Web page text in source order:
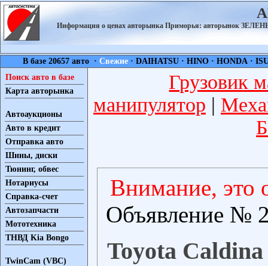
Информация о ценах авторынка Приморья: авторынок
В базе 20657 авто ·Свежие ·DAIHATSU ·HINO ·HONDA ·
Поиск авто в базе
Карта авторынка
Автоаукционы
Авто в кредит
Отправка авто
Шины, диски
Тюнинг, обвес
Нотариусы
Справка-счет
Автозапчасти
Мототехника
ТНВД Kia Bongo
TwinCam (VBC)
Грузовик
манипулятор |
Внимание, это
Объявление №
Toyota Caldina